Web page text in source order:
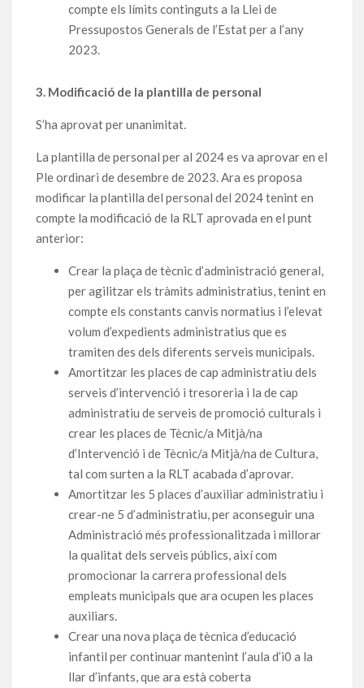
compte els límits continguts a la Llei de
Pressupostos Generals de l’Estat per a l’any
2023.
3. Modificació de la plantilla de personal
S’ha aprovat per unanimitat.
La plantilla de personal per al 2024 es va aprovar en el
Ple ordinari de desembre de 2023. Ara es proposa
modificar la plantilla del personal del 2024 tenint en
compte la modificació de la RLT aprovada en el punt
anterior:
Crear la plaça de tècnic d’administració general,
per agilitzar els tràmits administratius, tenint en
compte els constants canvis normatius i l’elevat
volum d’expedients administratius que es
tramiten des dels diferents serveis municipals.
Amortitzar les places de cap administratiu dels
serveis d’intervenció i tresoreria i la de cap
administratiu de serveis de promoció culturals i
crear les places de Tècnic/a Mitjà/na
d’Intervenció i de Tècnic/a Mitjà/na de Cultura,
tal com surten a la RLT acabada d’aprovar.
Amortitzar les 5 places d’auxiliar administratiu i
crear-ne 5 d’administratiu, per aconseguir una
Administració més professionalitzada i millorar
la qualitat dels serveis públics, així com
promocionar la carrera professional dels
empleats municipals que ara ocupen les places
auxiliars.
Crear una nova plaça de tècnica d’educació
infantil per continuar mantenint l’aula d’i0 a la
llar d’infants, que ara està coberta